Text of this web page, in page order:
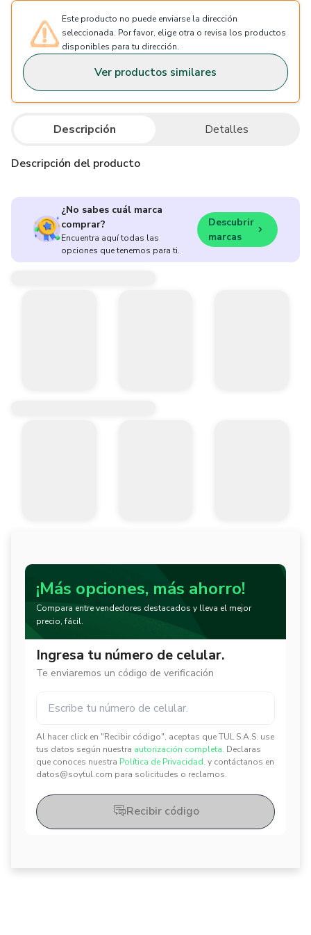
Este producto no puede enviarse la dirección
seleccionada. Por favor, elige otra o revisa los productos
disponibles para tu dirección.
Ver productos similares
Descripción Detalles
Descripción del producto
¿No sabes cuál marca
comprar?
Encuentra aquí todas las
opciones que tenemos para ti.
Descubrir
marcas
¡Más opciones, más ahorro!
Compara entre vendedores destacados y lleva el mejor
precio, fácil.
Ingresa tu número de celular.
Te enviaremos un código de verificación
Al hacer click en "Recibir código", aceptas que TUL S.A.S. use
tus datos según nuestra autorización completa. Declaras
que conoces nuestra Política de Privacidad. y contáctanos en
datos@soytul.com para solicitudes o reclamos.
✕
✕
Recibir código